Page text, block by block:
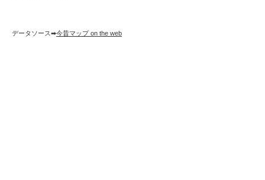
データソース➡︎今昔マップ on the web